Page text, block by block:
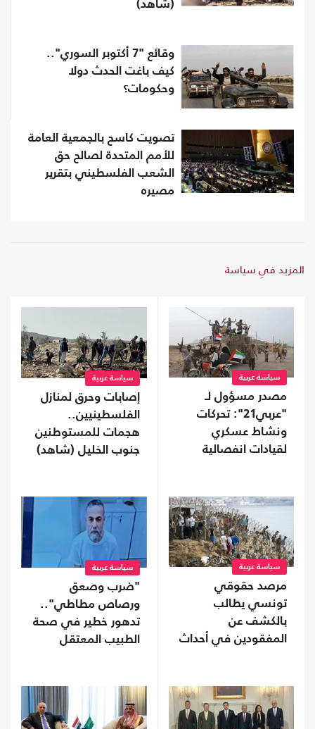
(شاهد)
وقائع "7 أكتوبر السوري"..
كيف باغت الحدث دولا
وحكومات؟
تصويت كاسح بالجمعية العامة
للأمم المتحدة لصالح حق
الشعب الفلسطيني بتقرير
مصيره
المزيد في سياسة
سياسة عربية
مصدر مسؤول لـ
"عربي21": تحركات
ونشاط عسكري
لقيادات انفصالية
سياسة عربية
إصابات وحرق لمنازل
الفلسطينيين..
هجمات للمستوطنين
جنوب الخليل (شاهد)
سياسة عربية
مرصد حقوقي
تونسي يطالب
بالكشف عن
المفقودين في أحداث
سياسة عربية
"ضرب وصعق
ورصاص مطاطي"..
تدهور خطير في صحة
الطبيب المعتقل